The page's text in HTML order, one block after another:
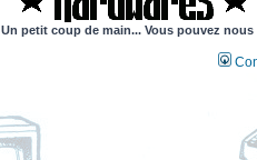
Un petit coup de main... Vous pouvez